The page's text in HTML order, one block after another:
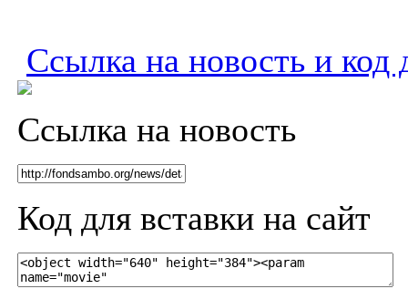
Ссылка на новость и код
Ссылка на новость
Код для вставки на сайт